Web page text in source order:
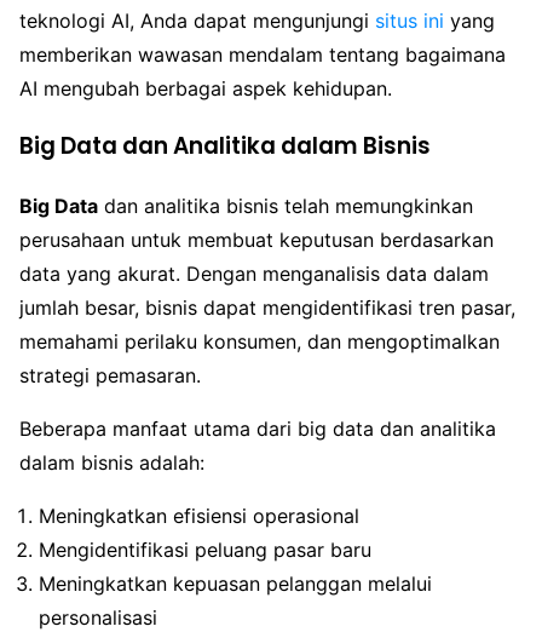
teknologi AI, Anda dapat mengunjungi situs ini yang
memberikan wawasan mendalam tentang bagaimana
AI mengubah berbagai aspek kehidupan.
Big Data dan Analitika dalam Bisnis
Big Data dan analitika bisnis telah memungkinkan
perusahaan untuk membuat keputusan berdasarkan
data yang akurat. Dengan menganalisis data dalam
jumlah besar, bisnis dapat mengidentifikasi tren pasar,
memahami perilaku konsumen, dan mengoptimalkan
strategi pemasaran.
Beberapa manfaat utama dari big data dan analitika
dalam bisnis adalah:
Meningkatkan efisiensi operasional
Mengidentifikasi peluang pasar baru
Meningkatkan kepuasan pelanggan melalui
personalisasi